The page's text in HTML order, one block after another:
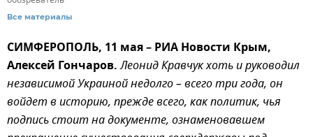
Все материалы
СИМФЕРОПОЛЬ, 11 мая – РИА Новости Крым,
Алексей Гончаров.Леонид Кравчук хоть и руководил
независимой Украиной недолго – всего три года, он
войдет в историю, прежде всего, как политик, чья
подпись стоит на документе, ознаменовавшем